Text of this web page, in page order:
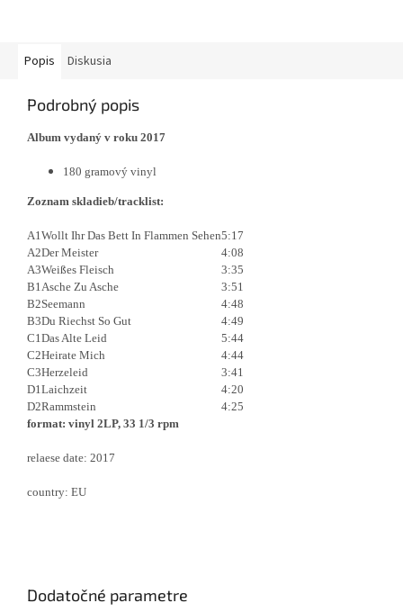
Popis Diskusia
Podrobný popis
Album vydaný v roku 2017
180 gramový vinyl
Zoznam skladieb/tracklist:
A1 Wollt Ihr Das Bett In Flammen Sehen5:17
A2Der Meister
4:08
A3Weißes Fleisch
3:35
B1 Asche Zu Asche
3:51
B2Seemann
4:48
B3Du Riechst So Gut
4:49
C1 Das Alte Leid
5:44
C2Heirate Mich
4:44
C3Herzeleid
3:41
D1 Laichzeit
4:20
D2Rammstein
4:25
format: vinyl 2LP, 33 1/3 rpm
relaese date: 2017
country: EU
Dodatočné parametre